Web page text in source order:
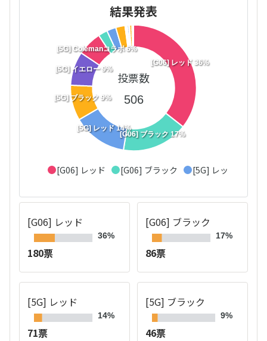
結果発表
[G06] レッド 36%
[G06] ブラック 17%
[5G] レッド 14%
[5G] ブラック 9%
[5G] イエロー 9%
[5G] Colemanコラボ 6%
投票数
506
[G06] レッド [G06] ブラック [5G] レッド
[G06] レッド
36%
180票
[G06] ブラック
17%
86票
[5G] レッド
14%
71票
[5G] ブラック
9%
46票